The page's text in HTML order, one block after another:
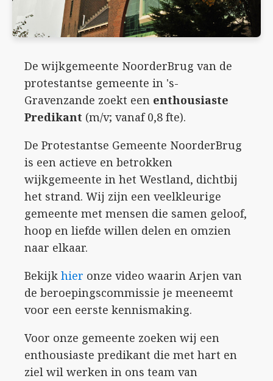
De wijkgemeente NoorderBrug van de
protestantse gemeente in 's-
Gravenzande zoekt een enthousiaste
Predikant (m/v; vanaf 0,8 fte).
De Protestantse Gemeente NoorderBrug
is een actieve en betrokken
wijkgemeente in het Westland, dichtbij
het strand. Wij zijn een veelkleurige
gemeente met mensen die samen geloof,
hoop en liefde willen delen en omzien
naar elkaar.
Bekijk hier onze video waarin Arjen van
de beroepingscommissie je meeneemt
voor een eerste kennismaking.
Voor onze gemeente zoeken wij een
enthousiaste predikant die met hart en
ziel wil werken in ons team van